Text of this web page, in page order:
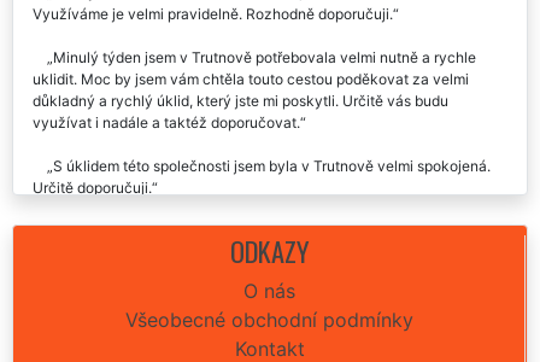
Využíváme je velmi pravidelně. Rozhodně doporučuji.
Minulý týden jsem v Trutnově potřebovala velmi nutně a rychle
uklidit. Moc by jsem vám chtěla touto cestou poděkovat za velmi
důkladný a rychlý úklid, který jste mi poskytli. Určitě vás budu
využívat i nadále a taktéž doporučovat.
S úklidem této společnosti jsem byla v Trutnově velmi spokojená.
Určitě doporučuji.
Už 2x jsem využila v Trutnově úklid této společnosti. Vždy jsem
byla maximálně spokojená. Děkuju moc moc..👍😊😊.
Vynikající služba i zkušenost. Včera nám tato úklidová firma
zajišťovala úklid naší nemovitosti v Trutnově. Celý průběh úklidů byl
naprosto perfektní, seděla cena úklidu i celá domluva. Za nás můžeme
ODKAZY
O nás
Všeobecné obchodní podmínky
Kontakt